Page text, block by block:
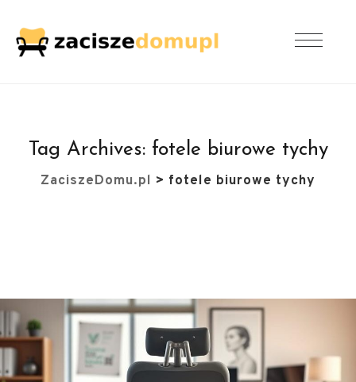
Tag Archives: fotele biurowe tychy
ZaciszeDomu.pl > fotele biurowe tychy